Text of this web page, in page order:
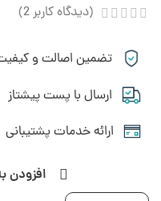
(دیدگاه کاربر2
)
تضمین اصالت و کیفیت
ارسال با پست پیشتاز
ارائه خدمات پشتیبانی
افزودن